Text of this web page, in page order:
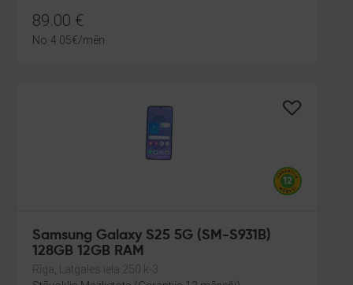
89.00 €
No 4.05€/mēn.
Samsung Galaxy S25 5G (SM-S931B)
128GB 12GB RAM
Rīga, Latgales iela 250 k-3